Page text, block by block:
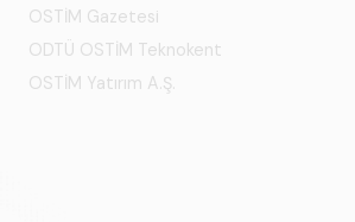
OSTİM Gazetesi
ODTÜ OSTİM Teknokent
OSTİM Yatırım A.Ş.